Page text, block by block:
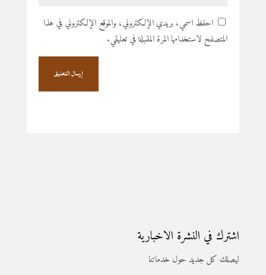
احفظ اسمي، بريدي الإلكتروني، والموقع الإلكتروني في هذا
المتصفح لاستخدامها المرة المقبلة في تعليقي.
إرسال التعليق
اشترك في النشرة الاخبارية
ليصلك كل جديد حول خدماتنا